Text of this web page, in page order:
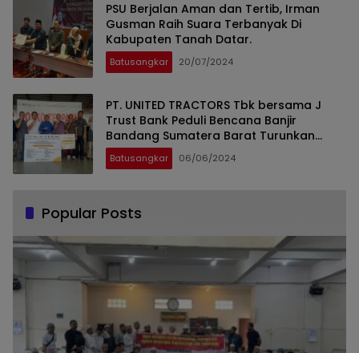
PSU Berjalan Aman dan Tertib, Irman
Gusman Raih Suara Terbanyak Di
Kabupaten Tanah Datar.
Batusangkar 20/07/2024
PT. UNITED TRACTORS Tbk bersama J
Trust Bank Peduli Bencana Banjir
Bandang Sumatera Barat Turunkan
Bantuan
Batusangkar 06/06/2024
Popular Posts